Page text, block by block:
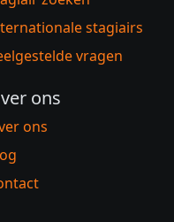
stagiairs
vragen
ons
ons